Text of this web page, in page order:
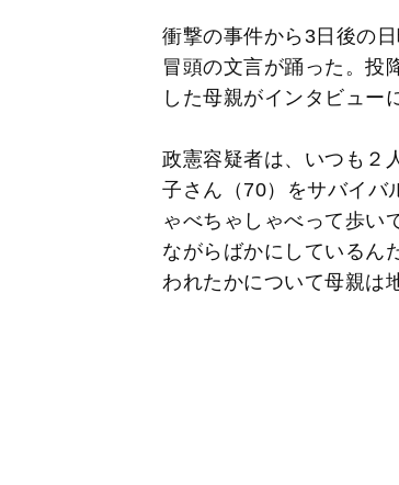
衝撃の事件から3日後の
冒頭の文言が踊った。投
した母親がインタビュー
政憲容疑者は、いつも２
子さん（70）をサバイバ
ゃべちゃしゃべって歩い
ながらばかにしているん
われたかについて母親は